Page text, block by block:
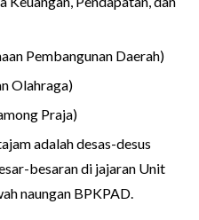
Pembangunan Daerah)
Olahraga)
Praja)
adalah desas-desus
besaran di jajaran Unit
naungan BPKPAD.